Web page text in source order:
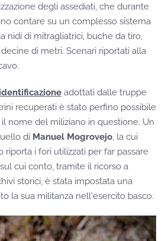
degli assediati, che durante
contare su un complesso sistema
nidi di mitragliatrici, buche da tiro,
di metri. Scenari riportati alla
adottati dalle truppe
recuperati è stato perfino possibile
nome del miliziano in questione. Un
di Manuel Mogrovejo , la cui
riporta i fori utilizzati per far passare
cui conto, tramite il ricorso a
storici, è stata impostata una
la sua militanza nell'esercito basco.